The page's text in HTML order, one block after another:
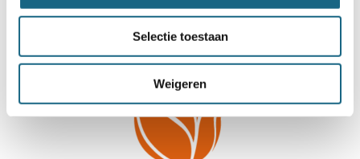
Selectie toestaan
Weigeren